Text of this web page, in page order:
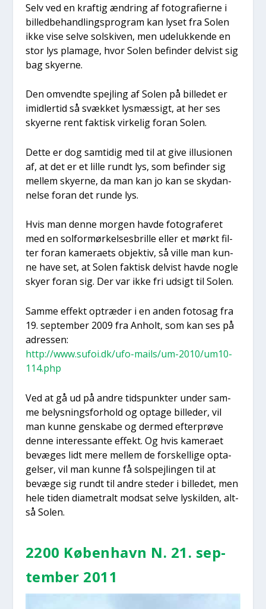
Selv ved en kraf­tig ændring af foto­gra­fi­er­ne i
bil­led­be­hand­lings­pro­gram kan lyset fra Solen
ikke vise sel­ve solski­ven, men ude­luk­ken­de en
stor lys pla­ma­ge, hvor Solen befin­der del­vist sig
bag sky­er­ne.
Den omvend­te spej­ling af Solen på bil­le­det er
imid­ler­tid så svæk­ket lys­mæs­sigt, at her ses
sky­er­ne rent fak­tisk vir­ke­lig for­an Solen.
Det­te er dog sam­ti­dig med til at give illu­sio­nen
af, at det er et lil­le rundt lys, som befin­der sig
mel­lem sky­er­ne, da man kan jo kan se sky­dan­
nel­se for­an det run­de lys.
Hvis man den­ne mor­gen hav­de foto­gra­fe­ret
med en sol­for­mør­kel­ses­bril­le eller et mørkt fil­
ter for­an kame­ra­ets objek­tiv, så vil­le man kun­
ne have set, at Solen fak­tisk del­vist hav­de nog­le
sky­er for­an sig. Der var ikke fri udsigt til Solen.
Sam­me effekt optræ­der i en anden fotosag fra
19. sep­tem­ber 2009 fra Anholt, som kan ses på
adres­sen:
http://www.sufoi.dk/ufo-mails/um-2010/um10-
114.php
Ved at gå ud på andre tids­punk­ter under sam­
me belys­nings­for­hold og opta­ge bil­le­der, vil
man kun­ne gen­ska­be og der­med efter­prø­ve
den­ne inter­es­san­te effekt. Og hvis kame­ra­et
bevæ­ges lidt mere mel­lem de for­skel­li­ge opta­
gel­ser, vil man kun­ne få solspej­lin­gen til at
bevæ­ge sig rundt til andre ste­der i bil­le­det, men
hele tiden dia­me­tralt mod­sat sel­ve lyskil­den, alt­
så Solen.
2200 Køben­havn N. 21. sep­
tem­ber 2011